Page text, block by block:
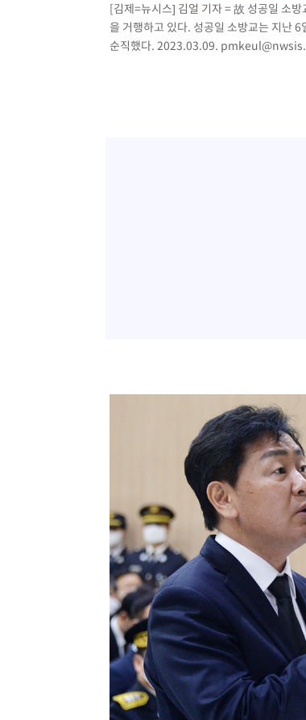
[김제=뉴시스] 김얼 기자 = 故 성공일 소
을 거행하고 있다. 성공일 소방교는 지난
순직했다. 2023.03.09.